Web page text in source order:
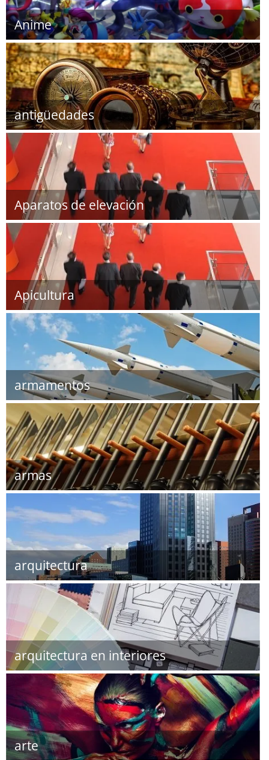
Anime
antigüedades
Aparatos de elevación
Apicultura
armamentos
armas
arquitectura
arquitectura en interiores
arte